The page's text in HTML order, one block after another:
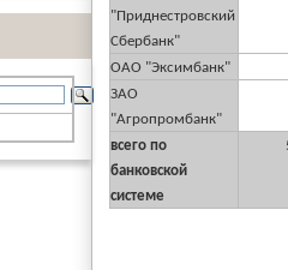
"Приднестровский
Сбербанк"
ОАО "Эксимбанк"
ЗАО
"Агропромбанк"
всего по
банковской
системе